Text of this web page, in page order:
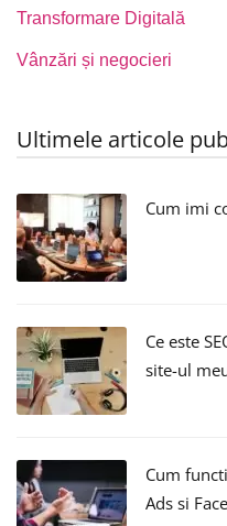
Transformare Digitală
Vânzări și negocieri
Ultimele articole
Cum imi
Ce este
site-ul
Cum
Ads si